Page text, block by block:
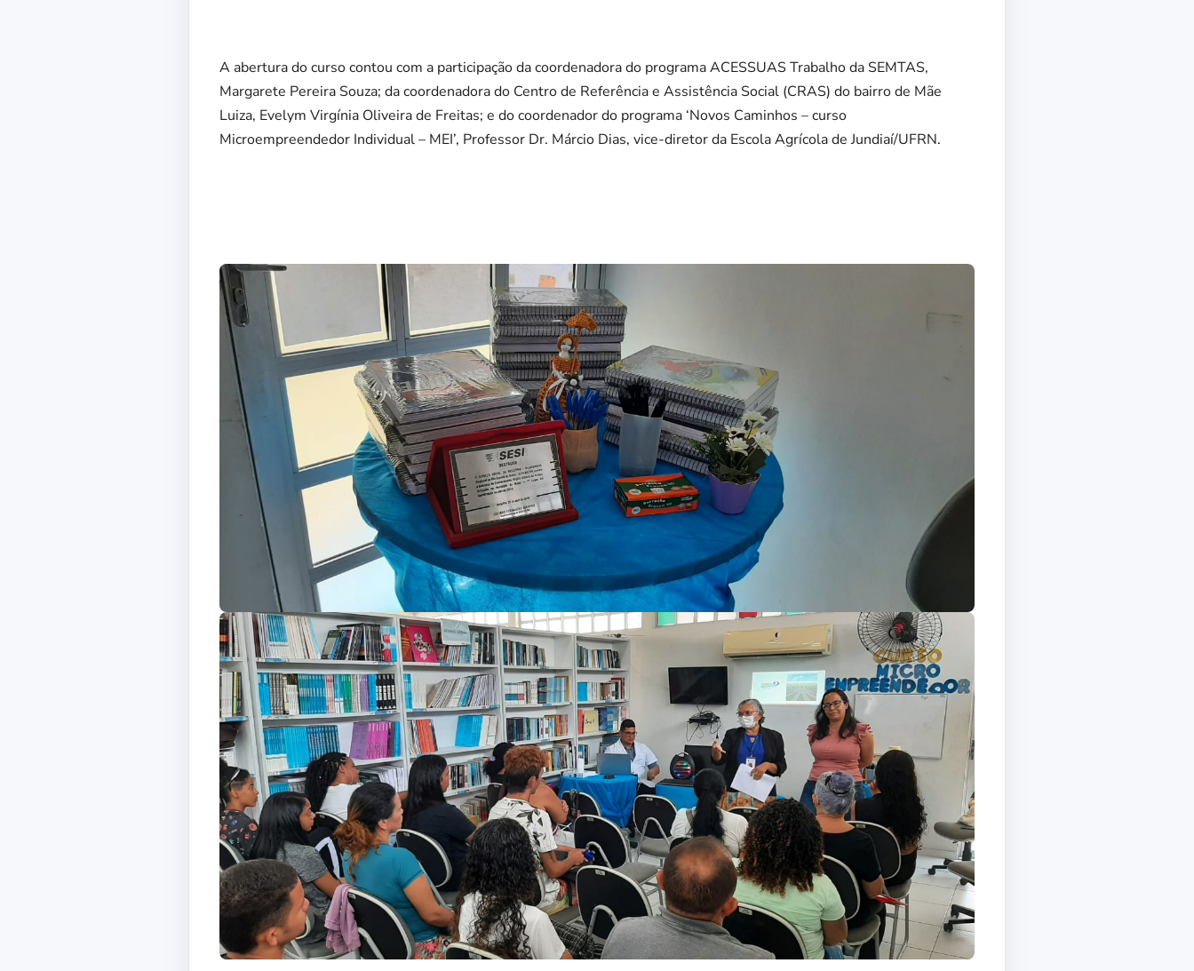
A abertura do curso contou com a participação da coordenadora do programa ACESSUAS Trabalho da SEMTAS,
Margarete Pereira Souza; da coordenadora do Centro de Referência e Assistência Social (CRAS) do bairro de Mãe
Luiza, Evelym Virgínia Oliveira de Freitas; e do coordenador do programa ‘Novos Caminhos – curso
Microempreendedor Individual – MEI’, Professor Dr. Márcio Dias, vice-diretor da Escola Agrícola de Jundiaí/UFRN.